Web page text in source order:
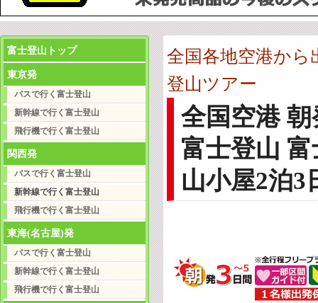
富士登山トップ
東京発
バスで行く富士登山
新幹線で行く富士登山
飛行機で行く富士登山
関西発
バスで行く富士登山
新幹線で行く富士登山
飛行機で行く富士登山
東海(名古屋)発
バスで行く富士登山
新幹線で行く富士登山
飛行機で行く富士登山
全国各地空港から
登山ツアー
全国空港
富士登山
山小屋2泊3